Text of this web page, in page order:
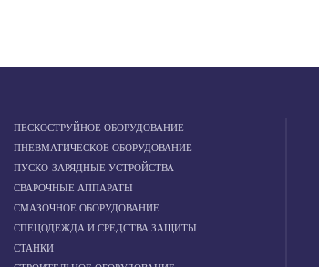
ПЕСКОСТРУЙНОЕ ОБОРУДОВАНИЕ
ПНЕВМАТИЧЕСКОЕ ОБОРУДОВАНИЕ
ПУСКО-ЗАРЯДНЫЕ УСТРОЙСТВА
СВАРОЧНЫЕ АППАРАТЫ
СМАЗОЧНОЕ ОБОРУДОВАНИЕ
СПЕЦОДЕЖДА И СРЕДСТВА ЗАЩИТЫ
СТАНКИ